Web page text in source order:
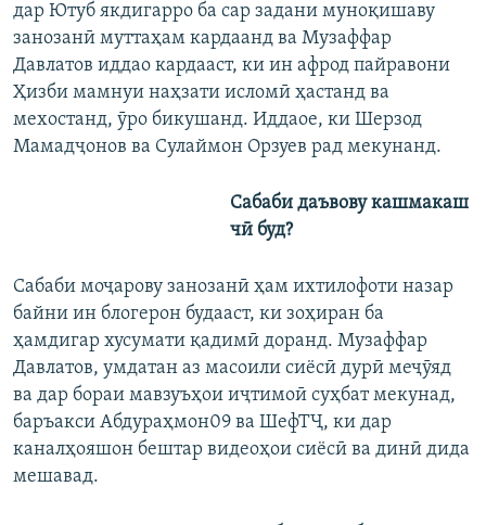
дар Ютуб якдигарро ба сар задани муноқишаву
занозанӣ муттаҳам кардаанд ва Музаффар
Давлатов иддао кардааст, ки ин афрод пайравони
Ҳизби мамнуи наҳзати исломӣ ҳастанд ва
мехостанд, ӯро бикушанд. Иддаое, ки Шерзод
Мамадҷонов ва Сулаймон Орзуев рад мекунанд.
Сабаби даъвову кашмакаш
чӣ буд?
Сабаби моҷарову занозанӣ ҳам ихтилофоти назар
байни ин блогерон будааст, ки зоҳиран ба
ҳамдигар хусумати қадимӣ доранд. Музаффар
Давлатов, умдатан аз масоили сиёсӣ дурӣ меҷӯяд
ва дар бораи мавзуъҳои иҷтимоӣ суҳбат мекунад,
баръакси Абдураҳмон09 ва ШефТҶ, ки дар
каналҳояшон бештар видеоҳои сиёсӣ ва динӣ дида
мешавад.